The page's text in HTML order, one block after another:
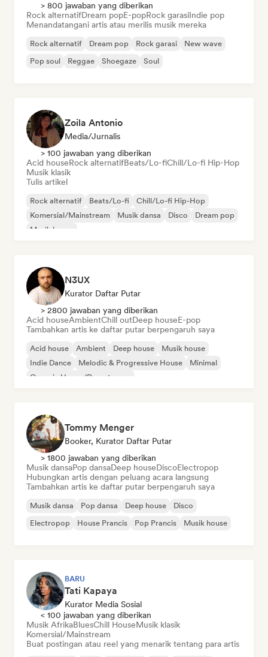
> 800 jawaban yang diberikan
Rock alternatifDream popE-popRock garasiIndie pop
Menandatangani artis atau merilis musik mereka
Rock alternatif Dream pop Rock garasi
New wave
Pop soul
Reggae Shoegaze Soul
Zoila Antonio
Media/Jurnalis
> 100 jawaban yang diberikan
Acid houseRock alternatifBeats/Lo-fiChill/Lo-fi Hip-Hop
Musik klasik
Tulis artikel
Rock alternatif Beats/Lo-fi
Chill/Lo-fi Hip-Hop
Komersial/Mainstream
Musik dansa Disco
Dream pop
Musik house
N3UX
Kurator Daftar Putar
> 2800 jawaban yang diberikan
Acid houseAmbientChill outDeep houseE-pop
Tambahkan artis ke daftar putar berpengaruh saya
Acid house Ambient Deep house
Musik house
Indie Dance
Melodic & Progressive House
Minimal
Organic House/Downtempo
Tommy Menger
Booker, Kurator Daftar Putar
> 1800 jawaban yang diberikan
Musik dansaPop dansaDeep houseDiscoElectropop
Hubungkan artis dengan peluang acara langsung
Tambahkan artis ke daftar putar berpengaruh saya
Musik dansa Pop dansa Deep house
Disco
Electropop
House Prancis Pop Prancis Musik house
BARU
Tati Kapaya
Kurator Media Sosial
< 100 jawaban yang diberikan
Musik AfrikaBluesChill HouseMusik klasik
Komersial/Mainstream
Buat postingan atau reel yang menarik tentang para artis